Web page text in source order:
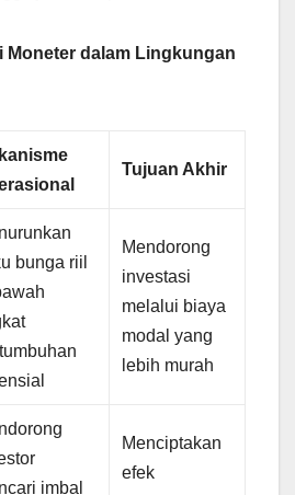
Moneter dalam Lingkungan
Tujuan Akhir
bunga riil
Mendorong
investasi
melalui biaya
modal yang
lebih murah
imbal
Menciptakan
efek